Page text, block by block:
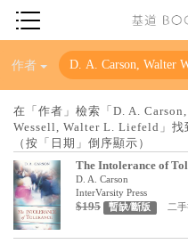
神學／教義
聖經
信仰入門
教會歷史
靈修／禱告
作者
在「作者」檢索「D. A.
Wessell, Walter L. Liefeld」找
（按「日期」倒序顯示）
The Intolerance of
D. A. Carson
InterVarsity Press
$195 暫缺/斷版 二